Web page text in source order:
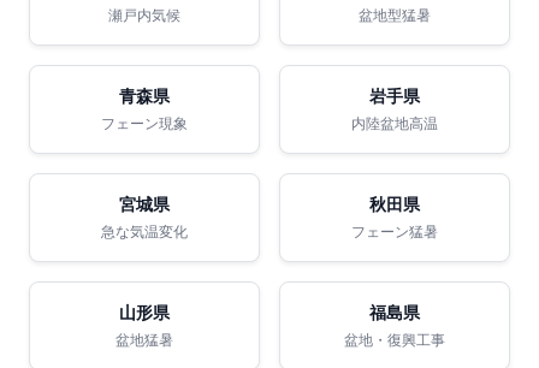
瀬戸内気候 盆地型猛暑
青森県
フェーン現象
岩手県
内陸盆地高温
宮城県
急な気温変化
秋田県
フェーン猛暑
山形県
盆地猛暑
福島県
盆地・復興工事